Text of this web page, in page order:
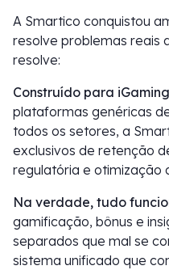
A Smartico conquistou
resolve problemas reais
resolve:
Construído para
plataformas genéricas
todos os setores, a
exclusivos de retenção
regulatória e otimização
Na verdade, tudo
gamificação, bônus e
separados que mal se
sistema unificado que